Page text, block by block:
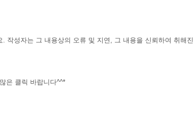
작성자는 그 내용상의 오류 및 지연, 그 내용을 신뢰하여 취해진
은 클릭 바랍니다^^*